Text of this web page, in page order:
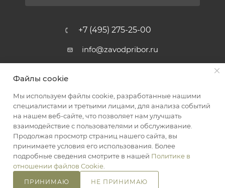
+7 (495) 275-25-00
info@zavodpribor.ru
2016-2026 © ЗаводПрибор - Измерительные приборы
Оферта
Конфиденциальность
Файлы cookie
Мы используем файлы cookie, разработанные нашими
специалистами и третьими лицами, для анализа событий
на нашем веб-сайте, что позволяет нам улучшать
взаимодействие с пользователями и обслуживание.
Продолжая просмотр страниц нашего сайта, вы
принимаете условия его использования. Более
подробные сведения смотрите в нашей Политике в
отношении файлов Cookie
ПРИНИМАЮ НЕ ПРИНИМАЮ